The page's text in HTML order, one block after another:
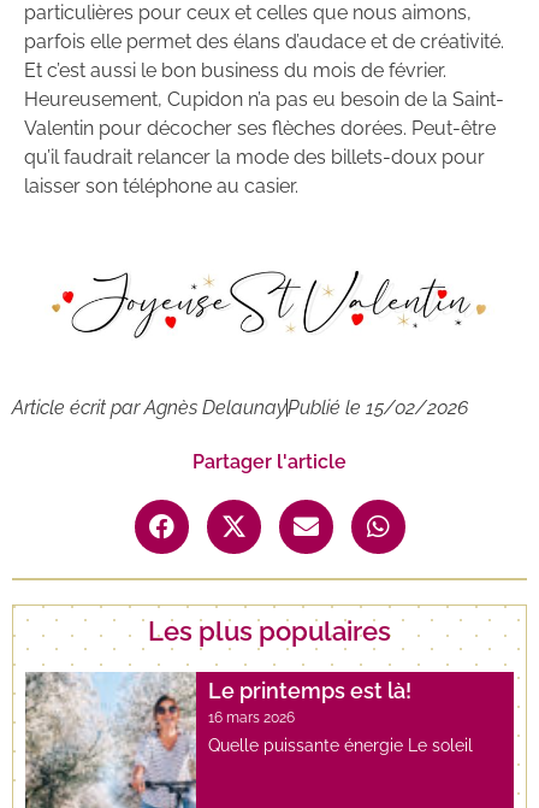
particulières pour ceux et celles que nous aimons,
parfois elle permet des élans d’audace et de créativité.
Et c’est aussi le bon business du mois de février.
Heureusement, Cupidon n’a pas eu besoin de la Saint-
Valentin pour décocher ses flèches dorées. Peut-être
qu’il faudrait relancer la mode des billets-doux pour
laisser son téléphone au casier.
Article écrit parAgnès DelaunayPublié le 15/02/2026
Partager l'article
Les plus populaires
Le printemps est là!
16 mars 2026
Quelle puissante énergie Le soleil